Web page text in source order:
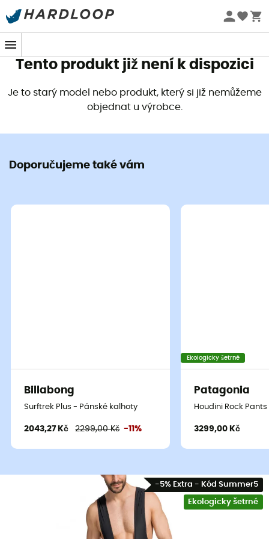
Letní akce 🔥 -5 % EXTRA při nákupu 2 produktů* s kódem
Tento produkt již není k dispozici
Je to starý model nebo produkt, který si již nemůžeme
objednat u výrobce.
Doporučujeme také vám
Billabong
Surftrek Plus - Pánské kalhoty
2043,27 Kč 2299,00 Kč -11%
Ekologicky šetrné
Patagonia
Houdini Rock
3299,00 Kč
-5% Extra - Kód Summer5
Ekologicky šetrné